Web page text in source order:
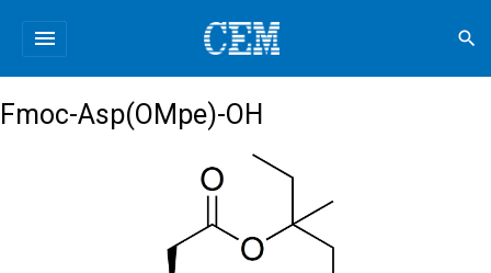
menu search
Fmoc-Asp(OMpe)-OH